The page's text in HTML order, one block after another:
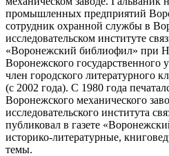
промышленных предприятий
сотрудник охранной службы в
исследовательском институте
«Воронежский библиофил» при
Воронежского государственного
член городского литературного
(с 2002 года). С 1980 года
Воронежского механического
исследовательского института
публиковал в газете
историко-литературные,
темы.